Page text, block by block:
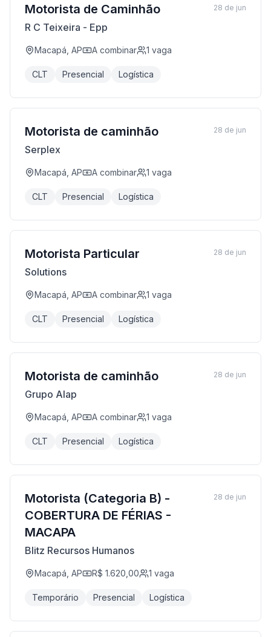
Motorista de Caminhão
R C Teixeira - Epp
Macapá, AP A combinar 1 vaga
CLT Presencial Logística
28 de jun
Motorista de caminhão
Serplex
Macapá, AP A combinar 1 vaga
CLT Presencial Logística
28 de jun
Motorista Particular
Solutions
Macapá, AP A combinar 1 vaga
CLT Presencial Logística
28 de jun
Motorista de caminhão
Grupo Alap
Macapá, AP A combinar 1 vaga
CLT Presencial Logística
28 de jun
Motorista (Categoria B) -
COBERTURA DE FÉRIAS -
MACAPA
Blitz Recursos Humanos
Macapá, AP R$ 1.620,00 1 vaga
Temporário Presencial Logística
28 de jun